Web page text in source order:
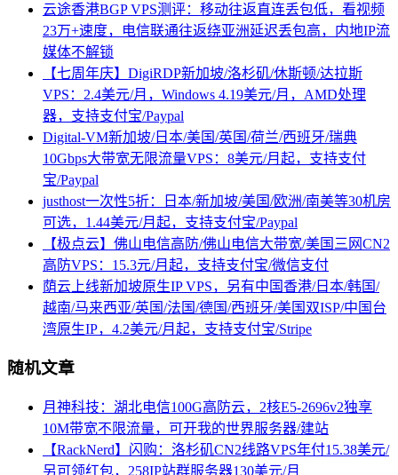
云途香港BGP VPS测评：移动往返直连丢包低，看视频
23万+速度，电信联通往返绕亚洲延迟丢包高，内地IP流
媒体不解锁
【七周年庆】DigiRDP新加坡/洛杉矶/休斯顿/达拉斯
VPS：2.4美元/月，Windows 4.19美元/月，AMD处理
器，支持支付宝/Paypal
Digital-VM新加坡/日本/美国/英国/荷兰/西班牙/瑞典
10Gbps大带宽无限流量VPS：8美元/月起，支持支付
宝/Paypal
justhost一次性5折：日本/新加坡/美国/欧洲/南美等30机房
可选，1.44美元/月起，支持支付宝/Paypal
【极点云】佛山电信高防/佛山电信大带宽/美国三网CN2
高防VPS：15.3元/月起，支持支付宝/微信支付
荫云上线新加坡原生IP VPS，另有中国香港/日本/韩国/
越南/马来西亚/英国/法国/德国/西班牙/美国双ISP/中国台
湾原生IP，4.2美元/月起，支持支付宝/Stripe
随机文章
月神科技：湖北电信100G高防云，2核E5-2696v2独享
10M带宽不限流量，可开我的世界服务器/建站
【RackNerd】闪购：洛杉矶CN2线路VPS年付15.38美元/
另可领红包，258IP站群服务器130美元/月